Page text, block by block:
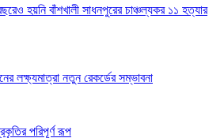
হয়নি বাঁশখালী সাধনপুরের চাঞ্চল্যকর ১১ হত্যার
লক্ষ্যমাত্রা নতুন রেকর্ডের সম্ভাবনা
পরিপূর্ণ রূপ